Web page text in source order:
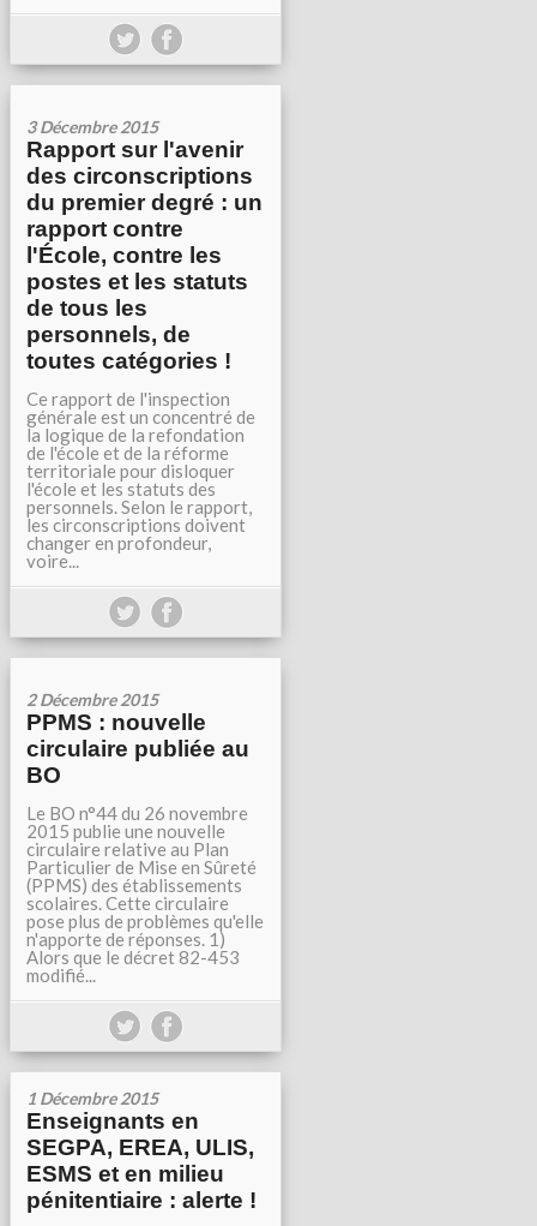
3 Décembre 2015
Rapport sur l'avenir
des circonscriptions
du premier degré : un
rapport contre
l'École, contre les
postes et les statuts
de tous les
personnels, de
toutes catégories !
Ce rapport de l'inspection
générale est un concentré de
la logique de la refondation
de l'école et de la réforme
territoriale pour disloquer
l'école et les statuts des
personnels. Selon le rapport,
les circonscriptions doivent
changer en profondeur,
voire...
2 Décembre 2015
PPMS : nouvelle
circulaire publiée au
BO
Le BO n°44 du 26 novembre
2015 publie une nouvelle
circulaire relative au Plan
Particulier de Mise en Sûreté
(PPMS) des établissements
scolaires. Cette circulaire
pose plus de problèmes qu'elle
n'apporte de réponses. 1)
Alors que le décret 82-453
modifié...
1 Décembre 2015
Enseignants en
SEGPA, EREA, ULIS,
ESMS et en milieu
pénitentiaire : alerte !